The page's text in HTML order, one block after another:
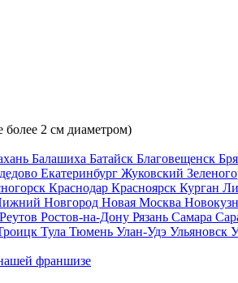
более 2 см диаметром)
Балашиха Батайск Благовещенск
Екатеринбург Жуковский
Краснодар Красноярск Курган
Новгород Новая Москва
Реутов Ростов-на-Дону Рязань Самара
Тула Тюмень Улан-Удэ Ульяновск
франшизе